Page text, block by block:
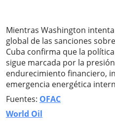
Mientras Washington
global de las sanciones
Cuba confirma que la
sigue marcada por la
endurecimiento financiero,
emergencia energética
Fuentes: OFAC
World Oil